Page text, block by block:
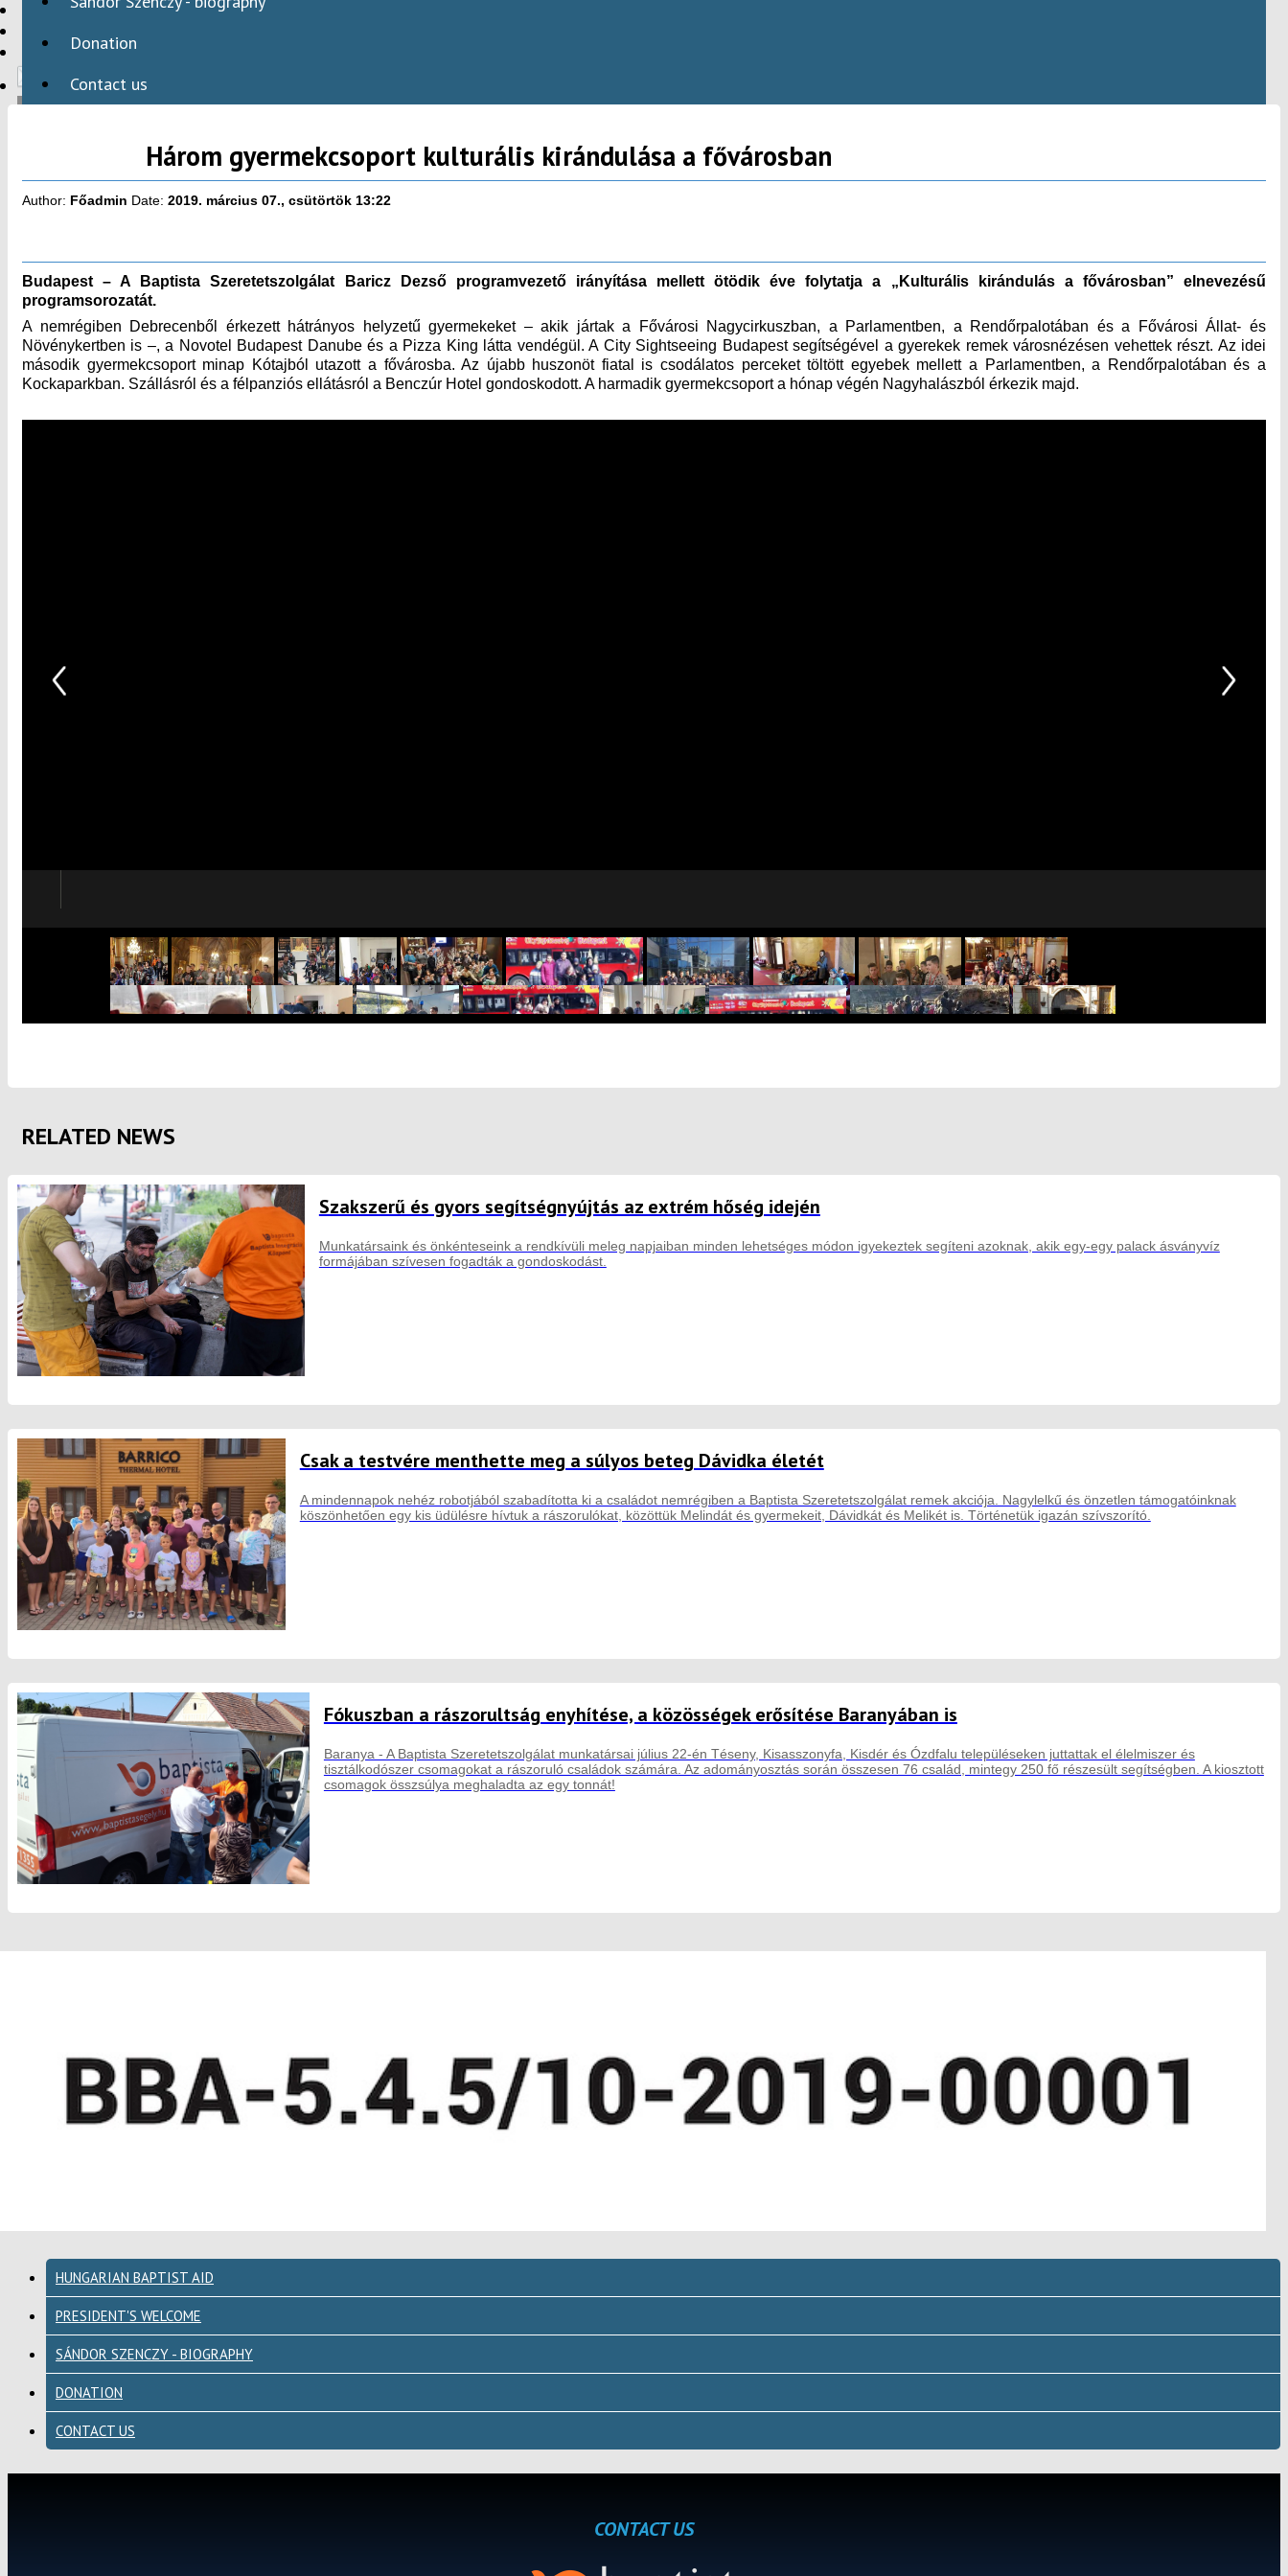
HBAID
INTERNATIONAL PROGRAMS
Donation
Contact us
Három gyermekcsoport kulturális kirándulása a fővárosban
Author: Főadmin Date: 2019. március 07., csütörtök 13:22
Budapest – A Baptista Szeretetszolgálat Baricz Dezső programvezető irányítása mellett ötödik éve folytatja a „Kulturális kirándulás a fővárosban” elnevezésű
programsorozatát.
A nemrégiben Debrecenből érkezett hátrányos helyzetű gyermekeket – akik jártak a Fővárosi Nagycirkuszban, a Parlamentben, a Rendőrpalotában és a Fővárosi Állat- és
Növénykertben is –, a Novotel Budapest Danube és a Pizza King látta vendégül. A City Sightseeing Budapest segítségével a gyerekek remek városnézésen vehettek részt. Az idei
második gyermekcsoport minap Kótajból utazott a fővárosba. Az újabb huszonöt fiatal is csodálatos perceket töltött egyebek mellett a Parlamentben, a Rendőrpalotában és a
Kockaparkban. Szállásról és a félpanziós ellátásról a Benczúr Hotel gondoskodott. A harmadik gyermekcsoport a hónap végén Nagyhalászból érkezik majd.
RELATED NEWS
Szakszerű és gyors segítségnyújtás az extrém hőség idején
Munkatársaink és önkénteseink a rendkívüli meleg napjaiban minden lehetséges módon igyekeztek segíteni azoknak, akik egy-egy palack ásványvíz
formájában szívesen fogadták a gondoskodást.
Csak a testvére menthette meg a súlyos beteg Dávidka életét
A mindennapok nehéz robotjából szabadította ki a családot nemrégiben a Baptista Szeretetszolgálat remek akciója. Nagylelkű és önzetlen támogatóinknak
köszönhetően egy kis üdülésre hívtuk a rászorulókat, közöttük Melindát és gyermekeit, Dávidkát és Melikét is. Történetük igazán szívszorító.
Fókuszban a rászorultság enyhítése, a közösségek erősítése Baranyában is
Baranya - A Baptista Szeretetszolgálat munkatársai július 22-én Téseny, Kisasszonyfa, Kisdér és Ózdfalu településeken juttattak el élelmiszer és
tisztálkodószer csomagokat a rászoruló családok számára. Az adományosztás során összesen 76 család, mintegy 250 fő részesült segítségben. A kiosztott
csomagok összsúlya meghaladta az egy tonnát!
HUNGARIAN BAPTIST AID
PRESIDENT'S WELCOME
SÁNDOR SZENCZY - BIOGRAPHY
DONATION
CONTACT US
CONTACT US